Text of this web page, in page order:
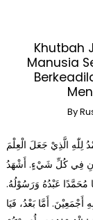
Khutbah
Manusia
By
لِلّٰهِ الَّذِيْ جَعَلَ الْعِلْمَ
فِي كُلِّ شَيْءٍ. أَشْهَدُ
مُحَمَّدًا عَبْدُهُ وَرَسُوْلُهُ.
أَمَّا بَعْدُ، فَيَا